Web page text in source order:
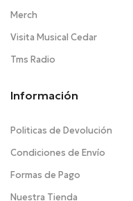
Merch
Visita Musical Cedar
Tms Radio
Información
Politicas de Devolución
Condiciones de Envío
Formas de Pago
Nuestra Tienda